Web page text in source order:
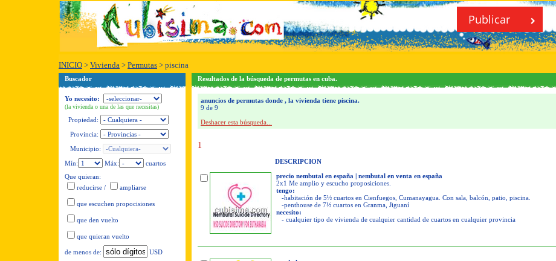
Publicar
INICIO > Vivienda > Permutas > piscina
Buscador
Yo necesito:
(la vivienda o una de las que necesitas)
Propiedad:
Provincia:
Municipio:
Mín:
Máx:
cuartos
Que quieran:
reducirse / ampliarse
que escuchen propocisiones
que den vuelto
que quieran vuelto
de menos de: USD
Resultados de la búsqueda de permutas en cuba.
anuncios de permutas donde , la vivienda tiene piscina.
9 de 9
Deshacer esta búsqueda...
1
DESCRIPCION
precio nembutal en españa | nembutal en venta en españa
2x1 Me amplio y escucho proposiciones.
tengo:
-habitación de 5½ cuartos en Cienfuegos, Cumanayagua. Con sala, balcón, patio, piscina.
-penthouse de 7½ cuartos en Granma, Jiguaní
necesito:
- cualquier tipo de vivienda de cualquier cantidad de cuartos en cualquier provincia